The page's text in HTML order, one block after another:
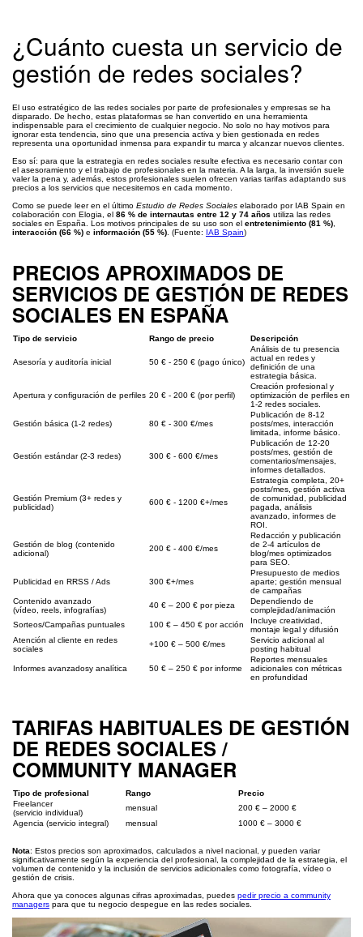
¿Cuánto cuesta un servicio de
gestión de redes sociales?
El uso estratégico de las redes sociales por parte de profesionales y empresas se ha
disparado. De hecho, estas plataformas se han convertido en una herramienta
indispensable para el crecimiento de cualquier negocio. No solo no hay motivos para
ignorar esta tendencia, sino que una presencia activa y bien gestionada en redes
representa una oportunidad inmensa para expandir tu marca y alcanzar nuevos clientes.
Eso sí: para que la estrategia en redes sociales resulte efectiva es necesario contar con
el asesoramiento y el trabajo de profesionales en la materia. A la larga, la inversión suele
valer la pena y, además, estos profesionales suelen ofrecen varias tarifas adaptando sus
precios a los servicios que necesitemos en cada momento.
Como se puede leer en el último Estudio de Redes Sociales elaborado por IAB Spain en
colaboración con Elogia, el 86 % de internautas entre 12 y 74 años utiliza las redes
sociales en España. Los motivos principales de su uso son el entretenimiento (81 %)
interacción (66 %) e información (55 %) . (Fuente: IAB Spain)
PRECIOS APROXIMADOS DE
SERVICIOS DE GESTIÓN DE REDES
SOCIALES EN ESPAÑA
Tipo de servicio Rango de precio Descripción
Asesoría y auditoría inicial 50 € - 250 € (pago único)
Análisis de tu presencia
actual en redes y
definición de una
estrategia básica.
Apertura y configuración de perfiles 20 € - 200 € (por perfil)
Creación profesional y
optimización de perfiles en
1-2 redes sociales.
Gestión básica (1-2 redes) 80 € - 300 €/mes
Publicación de 8-12
posts/mes, interacción
limitada, informe básico.
Gestión estándar (2-3 redes) 300 € - 600 €/mes
Publicación de 12-20
posts/mes, gestión de
comentarios/mensajes,
informes detallados.
Gestión Premium (3+ redes y
publicidad)
600 € - 1200 €+/mes
Estrategia completa, 20+
posts/mes, gestión activa
de comunidad, publicidad
pagada, análisis
avanzado, informes de
ROI.
Gestión de blog (contenido
adicional)
200 € - 400 €/mes
Redacción y publicación
de 2-4 artículos de
blog/mes optimizados
para SEO.
Publicidad en RRSS / Ads 300 €+/mes
Presupuesto de medios
aparte; gestión mensual
de campañas
Contenido avanzado
(vídeo, reels, infografías)
40 € – 200 € por pieza
Dependiendo de
complejidad/animación
Sorteos/Campañas puntuales
100 € – 450 € por acción
Incluye creatividad,
montaje legal y difusión
Atención al cliente en redes
sociales
+100 € – 500 €/mes
Servicio adicional al
posting habitual
Informes avanzadosy analítica 50 € – 250 € por informe
Reportes mensuales
adicionales con métricas
en profundidad
TARIFAS HABITUALES DE GESTIÓN
DE REDES SOCIALES /
COMMUNITY MANAGER
Tipo de profesional Rango
Precio
Freelancer
(servicio individual)
mensual
200 € – 2000 €
Agencia (servicio integral)
mensual 1000 € – 3000 €
Nota: Estos precios son aproximados, calculados a nivel nacional, y pueden variar
significativamente según la experiencia del profesional, la complejidad de la estrategia, el
volumen de contenido y la inclusión de servicios adicionales como fotografía, vídeo o
gestión de crisis.
Ahora que ya conoces algunas cifras aproximadas, puedes pedir precio a community
managers para que tu negocio despegue en las redes sociales.